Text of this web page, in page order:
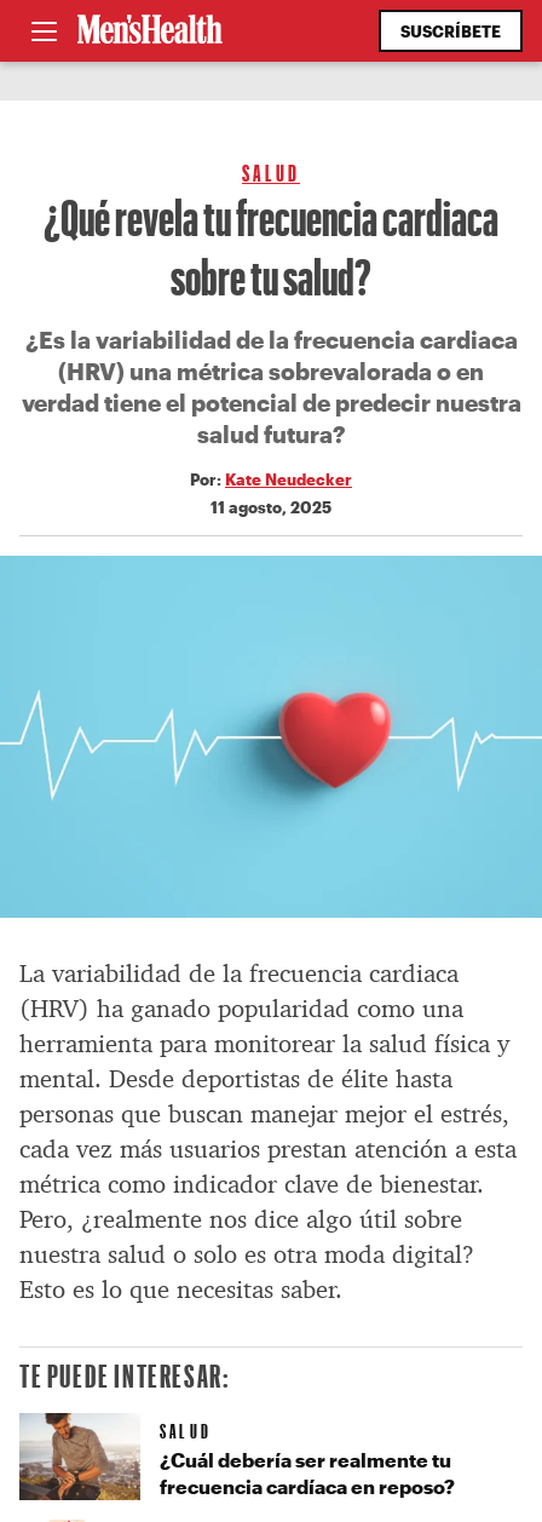
SUSCRÍBETE
SALUD
¿Qué revela tu frecuencia cardiaca
sobre tu salud?
¿Es la variabilidad de la frecuencia cardiaca
(HRV) una métrica sobrevalorada o en
verdad tiene el potencial de predecir nuestra
salud futura?
Por: Kate Neudecker
11 agosto, 2025
La variabilidad de la frecuencia cardiaca
(HRV) ha ganado popularidad como una
herramienta para monitorear la salud física y
mental. Desde deportistas de élite hasta
personas que buscan manejar mejor el estrés,
cada vez más usuarios prestan atención a esta
métrica como indicador clave de bienestar.
Pero, ¿realmente nos dice algo útil sobre
nuestra salud o solo es otra moda digital?
Esto es lo que necesitas saber.
TE PUEDE INTERESAR:
SALUD
¿Cuál debería ser realmente tu
frecuencia cardíaca en reposo?